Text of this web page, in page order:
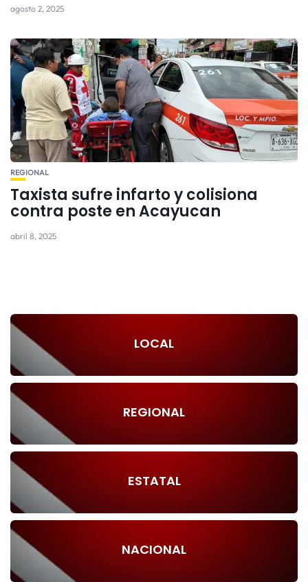
agosto 2, 2025
REGIONAL
Taxista sufre infarto y colisiona
contra poste en Acayucan
abril 8, 2025
LOCAL
REGIONAL
ESTATAL
NACIONAL